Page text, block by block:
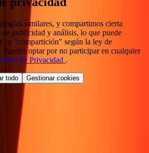
similares, y compartimos cierta
publicidad y análisis, lo que puede
o "compartición" según la ley de
Puedes optar por no participar en cualquier
de Privacidad .
todo Gestionar cookies